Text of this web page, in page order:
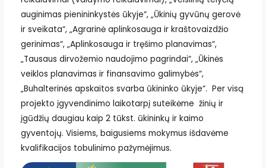
auginimas pienininkystės ūkyje“, „Ūkinių gyvūnų gerovė
ir sveikata“, „Agrarinė aplinkosauga ir kraštovaizdžio
gerinimas“, „Aplinkosauga ir tręšimo planavimas“,
„Tausaus dirvožemio naudojimo pagrindai“, „Ūkinės
veiklos planavimas ir finansavimo galimybės“,
„Buhalterinės apskaitos svarba ūkininko ūkyje“. Per visą
projekto įgyvendinimo laikotarpį suteikėme žinių ir
įgūdžių daugiau kaip 2 tūkst. ūkininkų ir kaimo
gyventojų. Visiems, baigusiems mokymus išdavėme
kvalifikacijos tobulinimo pažymėjimus.